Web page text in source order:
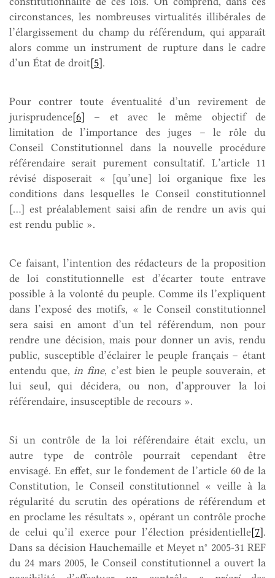
circonstances, les nombreuses virtualités illibérales de
l’élargissement du champ du référendum, qui apparaît
alors comme un instrument de rupture dans le cadre
d’un État de droit[5].
Pour contrer toute éventualité d’un revirement de
jurisprudence[6] – et avec le même objectif de
limitation de l’importance des juges – le rôle du
Conseil Constitutionnel dans la nouvelle procédure
référendaire serait purement consultatif. L’article 11
révisé disposerait « [qu’une] loi organique fixe les
conditions dans lesquelles le Conseil constitutionnel
[…] est préalablement saisi afin de rendre un avis qui
est rendu public ».
Ce faisant, l’intention des rédacteurs de la proposition
de loi constitutionnelle est d’écarter toute entrave
possible à la volonté du peuple. Comme ils l’expliquent
dans l’exposé des motifs, « le Conseil constitutionnel
sera saisi en amont d’un tel référendum, non pour
rendre une décision, mais pour donner un avis, rendu
public, susceptible d’éclairer le peuple français – étant
entendu que, in fine, c’est bien le peuple souverain, et
lui seul, qui décidera, ou non, d’approuver la loi
référendaire, insusceptible de recours ».
Si un contrôle de la loi référendaire était exclu, un
autre type de contrôle pourrait cependant être
envisagé. En effet, sur le fondement de l’article 60 de la
Constitution, le Conseil constitutionnel « veille à la
régularité du scrutin des opérations de référendum et
en proclame les résultats », opérant un contrôle proche
de celui qu’il exerce pour l’élection présidentielle[7].
Dans sa décision Hauchemaille et Meyet n° 2005-31 REF
du 24 mars 2005, le Conseil constitutionnel a ouvert la